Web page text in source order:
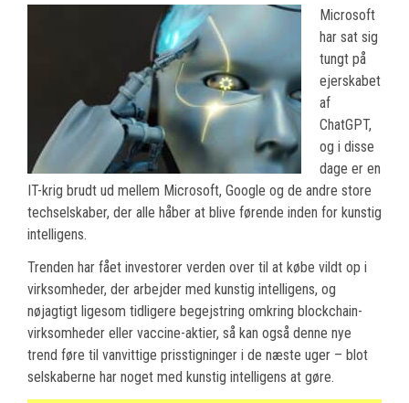
Microsoft
har sat sig
tungt på
ejerskabet
af
ChatGPT,
og i disse
dage er en
IT-krig brudt ud mellem Microsoft, Google og de andre store
techselskaber, der alle håber at blive førende inden for kunstig
intelligens.
Trenden har fået investorer verden over til at købe vildt op i
virksomheder, der arbejder med kunstig intelligens, og
nøjagtigt ligesom tidligere begejstring omkring blockchain-
virksomheder eller vaccine-aktier, så kan også denne nye
trend føre til vanvittige prisstigninger i de næste uger – blot
selskaberne har noget med kunstig intelligens at gøre.